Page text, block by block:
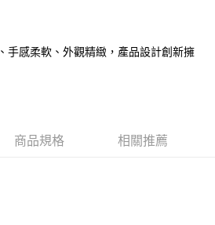
之後才付款」的支付方式。 讓您購物簡單
需綁卡、不需儲值。
訊認證，即可結帳。
，再付款。
到繳費通知簡訊。
意取消之訂單仍視為有效，需透過AFTEE先享
以上)免運費
以上)免運費
手感柔軟、外觀精緻，產品設計創新擁
商品規格 相關推薦